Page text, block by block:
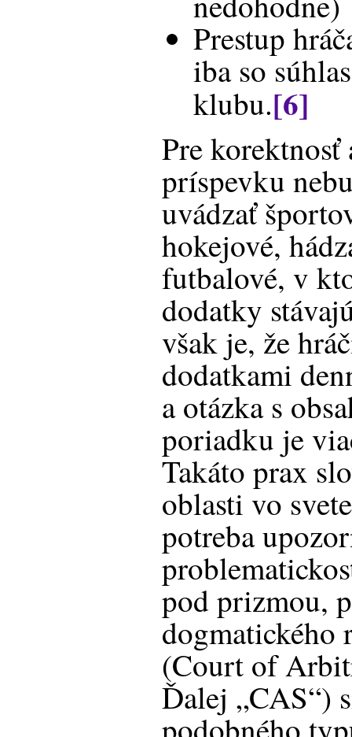
Prestup
iba so
klubu.[6]
Pre
príspevku
uvádzať
hokejové,
futbalové, v
dodatky
však je, že
dodatkami
a otázka s
poriadku je
Takáto prax
oblasti vo
potreba
pod prizmou,
dogmatického
(Court of
Ďalej „CAS“)